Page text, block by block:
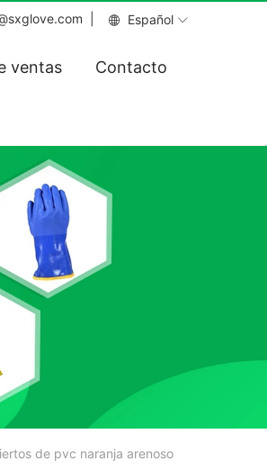
Español
|
ventas Contacto
de pvc naranja arenoso